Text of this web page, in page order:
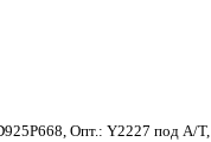
Опт.: Y2227 под A/T,